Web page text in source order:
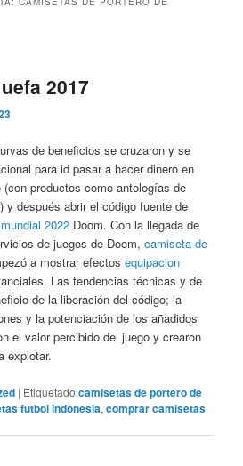
2017
de beneficios se cruzaron y se
para id pasar a hacer dinero en
productos como antologías de
y después abrir el código fuente de
2022 Doom. Con la llegada de
de juegos de Doom,camiseta de
a mostrar efectosequipacion
Las tendencias técnicas y de
de la liberación del código; la
y la potenciación de los añadidos
el valor percibido del juego y crearon
explotar.
| Etiquetado camisetas de portero de
futbol indonesia,comprar camisetas